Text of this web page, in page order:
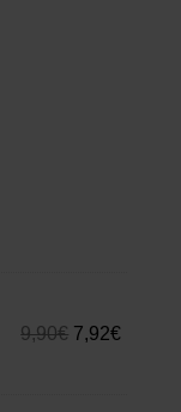
9,90€ 7,92€